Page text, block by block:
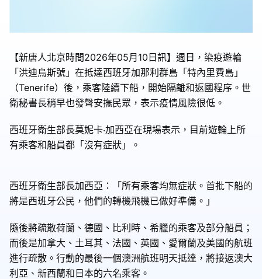
【新唐人北京時間2026年05月10日訊】週日，染疫遊輪
「洪迪烏斯號」在抵達西班牙加那利群島「特內里費島」
（Tenerife）後，乘客陸續下船，開始隔離和返國程序。世
衛秘書長稍早也發聲安撫民眾，表示疫情風險很低。
西班牙衛生部長莫妮卡‧加西亞在現場表示，目前遊輪上所
有乘客和船員都「沒有症狀」。
西班牙衛生部長加西亞：「所有乘客均無症狀。首批下船的
將是西班牙公民，他們的轉機飛機已做好準備。」
隨後將疏散荷蘭、德國、比利時、希臘的乘客及部分船員；
而後是加拿大、土耳其、法國、英國、愛爾蘭及美國的航班
進行疏散。行動的最後一個澳洲航班明天抵達，將接返澳大
利亞、新西蘭和日本的六名乘客。